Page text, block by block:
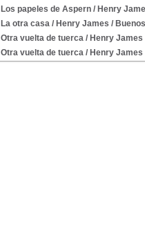
Los papeles de Aspern / Henry
La otra casa / Henry James /
Otra vuelta de tuerca / Henry James
Otra vuelta de tuerca / Henry James